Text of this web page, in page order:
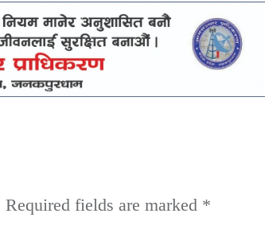
Required fields are marked *